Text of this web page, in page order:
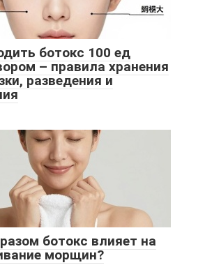
ботокс 100 ед
– правила хранения
разведения и
ботокс влияет на
морщин?